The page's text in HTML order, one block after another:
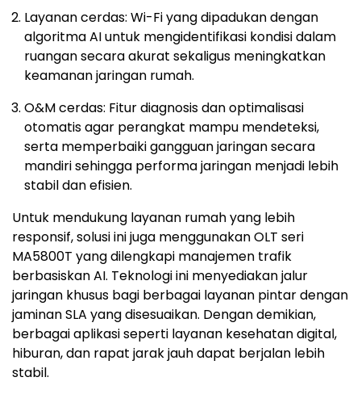
Layanan cerdas: Wi-Fi yang dipadukan dengan
algoritma AI untuk mengidentifikasi kondisi dalam
ruangan secara akurat sekaligus meningkatkan
keamanan jaringan rumah.
O&M cerdas: Fitur diagnosis dan optimalisasi
otomatis agar perangkat mampu mendeteksi,
serta memperbaiki gangguan jaringan secara
mandiri sehingga performa jaringan menjadi lebih
stabil dan efisien.
Untuk mendukung layanan rumah yang lebih
responsif, solusi ini juga menggunakan OLT seri
MA5800T yang dilengkapi manajemen trafik
berbasiskan AI. Teknologi ini menyediakan jalur
jaringan khusus bagi berbagai layanan pintar dengan
jaminan SLA yang disesuaikan. Dengan demikian,
berbagai aplikasi seperti layanan kesehatan digital,
hiburan, dan rapat jarak jauh dapat berjalan lebih
stabil.